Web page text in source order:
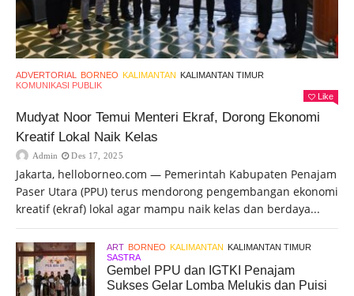
ADVERTORIAL BORNEO KALIMANTAN KALIMANTAN TIMUR
KOMUNIKASI PUBLIK
Like
Mudyat Noor Temui Menteri Ekraf, Dorong Ekonomi
Kreatif Lokal Naik Kelas
Admin Des 17, 2025
Jakarta, helloborneo.com — Pemerintah Kabupaten Penajam
Paser Utara (PPU) terus mendorong pengembangan ekonomi
kreatif (ekraf) lokal agar mampu naik kelas dan berdaya...
ART BORNEO KALIMANTAN KALIMANTAN TIMUR
SASTRA
Gembel PPU dan IGTKI Penajam
Sukses Gelar Lomba Melukis dan Puisi